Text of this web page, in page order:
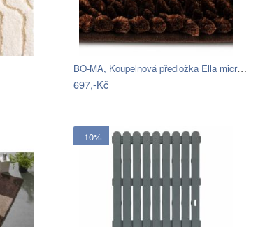
BO-MA, Koupelnová předložka Ella micro…
697,-Kč
- 10%